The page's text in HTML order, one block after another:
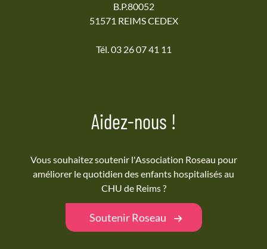
B.P.80052
51571 REIMS CEDEX
Tél. 03 26 07 41 11
Aidez-nous !
Vous souhaitez soutenir l'Association Roseau pour
améliorer le quotidien des enfants hospitalisés au
CHU de Reims ?
Soutenir Roseau